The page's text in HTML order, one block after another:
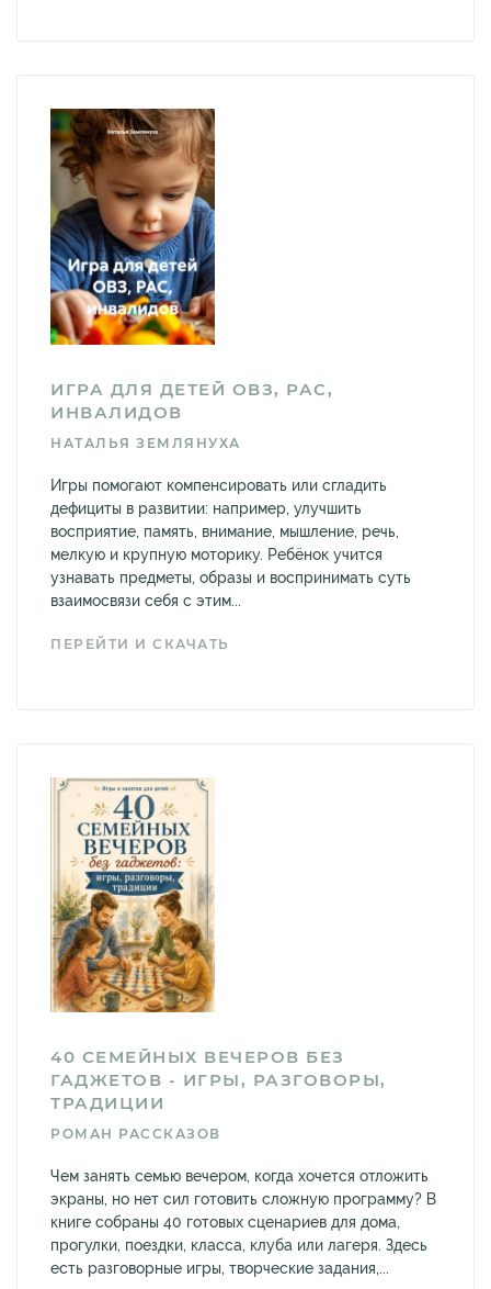
ИГРА ДЛЯ ДЕТЕЙ ОВЗ, РАС,
ИНВАЛИДОВ
НАТАЛЬЯ ЗЕМЛЯНУХА
Игры помогают компенсировать или сгладить
дефициты в развитии: например, улучшить
восприятие, память, внимание, мышление, речь,
мелкую и крупную моторику. Ребёнок учится
узнавать предметы, образы и воспринимать суть
взаимосвязи себя с этим...
ПЕРЕЙТИ И СКАЧАТЬ
40 СЕМЕЙНЫХ ВЕЧЕРОВ БЕЗ
ГАДЖЕТОВ - ИГРЫ, РАЗГОВОРЫ,
ТРАДИЦИИ
РОМАН РАССКАЗОВ
Чем занять семью вечером, когда хочется отложить
экраны, но нет сил готовить сложную программу? В
книге собраны 40 готовых сценариев для дома,
прогулки, поездки, класса, клуба или лагеря. Здесь
есть разговорные игры, творческие задания,...